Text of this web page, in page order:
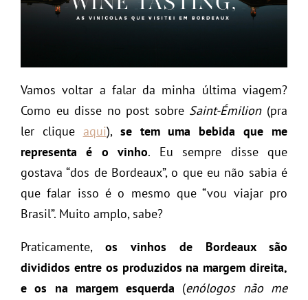
Vamos voltar a falar da minha última viagem?
Como eu disse no post sobre Saint-Émilion(pra
ler clique aqui), se tem uma bebida que me
representa é o vinho. Eu sempre disse que
gostava “dos de Bordeaux”, o que eu não sabia é
que falar isso é o mesmo que “vou viajar pro
Brasil”. Muito amplo, sabe?
Praticamente, os vinhos de Bordeaux são
divididos entre os produzidos na margem direita,
e os na margem esquerda (enólogos não me